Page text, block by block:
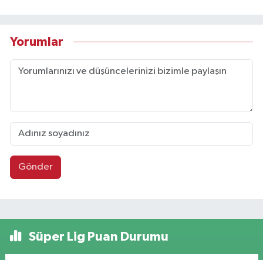
Yorumlar
Gönder
Süper Lig Puan Durumu